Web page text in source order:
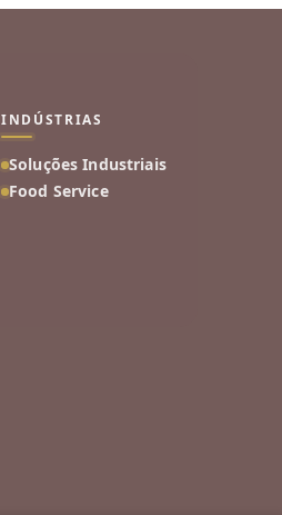
INDÚSTRIAS
Soluções Industriais
Food Service